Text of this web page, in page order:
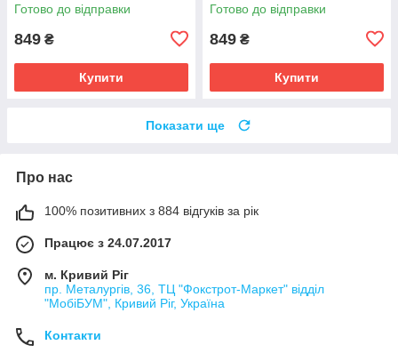
Готово до відправки
849 ₴
Купити
Готово до відправки
849 ₴
Купити
Показати ще
Про нас
100% позитивних з 884 відгуків за рік
Працює з 24.07.2017
м. Кривий Ріг
пр. Металургів, 36, ТЦ "Фокстрот-Маркет" відділ
"МобіБУМ", Кривий Ріг, Україна
Контакти